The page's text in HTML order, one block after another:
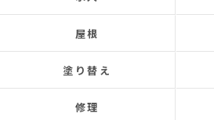
leaks for about 20 years.
Three times so far, the ceiling has
the leaks were repaired each time,
never completely fixed.
Even after repairs, the dripping
elsewhere, making rainy days
屋根
塗り替え
修理